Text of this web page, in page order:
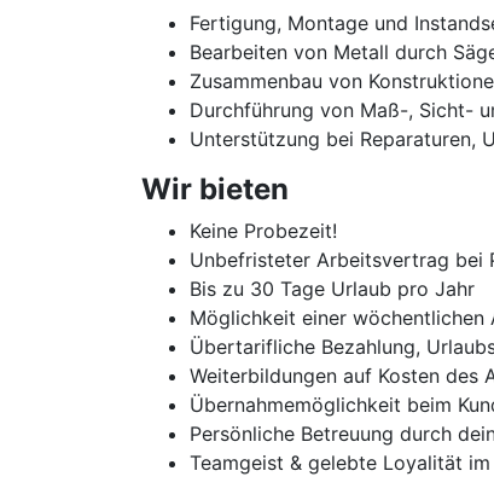
Fertigung, Montage und
Bearbeiten von Metall durch
Zusammenbau von
Durchführung von Maß-, Sicht-
Unterstützung bei Reparaturen,
Wir bieten
Keine Probezeit!
Unbefristeter Arbeitsvertrag bei
Bis zu 30 Tage Urlaub pro Jahr
Möglichkeit einer wöchentlichen
Übertarifliche Bezahlung,
Weiterbildungen auf Kosten des
Übernahmemöglichkeit beim
Persönliche Betreuung durch
Teamgeist & gelebte Loyalität